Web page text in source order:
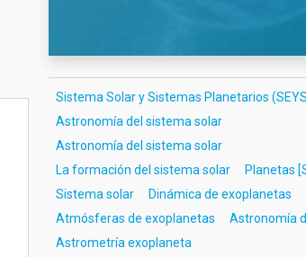
Sistema Solar y Sistemas Planetarios
Astronomía del sistema solar
Astronomía del sistema solar
La formación del sistema solar
Planetas
Sistema solar
Dinámica de exoplanetas
Atmósferas de exoplanetas
Astronomía
Astrometría exoplaneta